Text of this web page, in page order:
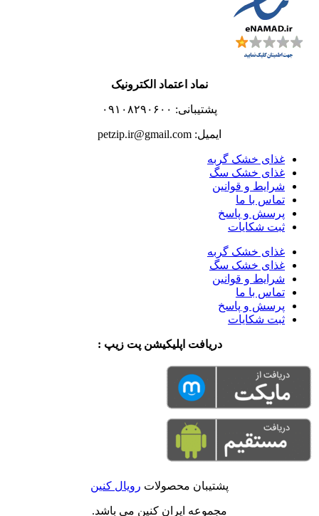
نماد اعتماد الکترونیک
پشتیبانی: ۰۹۱۰۸۲۹۰۶۰۰
ایمیل: petzip.ir@gmail.com
غذای خشک گربه
غذای خشک سگ
شرایط و قوانین
تماس با ما
پرسش و پاسخ
ثبت شکایات
غذای خشک گربه
غذای خشک سگ
شرایط و قوانین
تماس با ما
پرسش و پاسخ
ثبت شکایات
دریافت اپلیکیشن پت زیپ :
پشتیبان محصولات رویال کنین
مجموعه ایران کنین می باشد.